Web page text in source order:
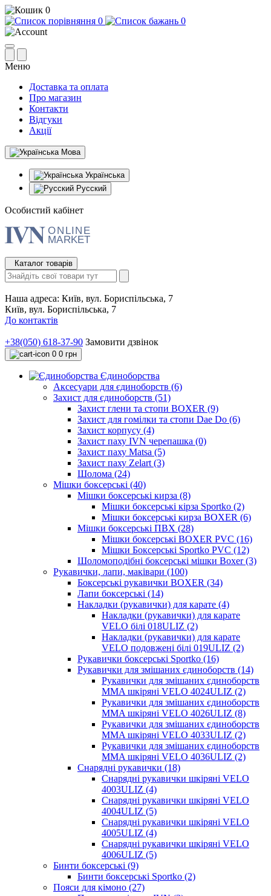
0
0
0
Меню
Доставка та оплата
Про магазин
Контакти
Відгуки
Акції
Мова
Українська
Русский
Особистий кабінет
Каталог товарів
Наша адреса: Київ, вул. Бориспільська, 7
Київ, вул. Бориспільська, 7
До контактів
+38(050) 618-37-90 Замовити дзвінок
0 0 грн
Єдиноборства
Аксесуари для єдиноборств (6)
Захист для єдиноборств (51)
Захист глени та стопи BOXER (9)
Захист для гомілки та стопи Dae Do (6)
Захист корпусу (4)
Захист паху IVN черепашка (0)
Захист паху Matsa (5)
Захист паху Zelart (3)
Шолома (24)
Мішки боксерські (40)
Мішки боксерські кирза (8)
Мішки боксерські кірза Sportko (2)
Мішки боксерські кирза BOXER (6)
Мішки боксерські ПВХ (28)
Мішки боксерські BOXER PVC (16)
Мішки Боксерські Sportko PVC (12)
Шоломоподібні боксерські мішки Boxer (3)
Рукавички, лапи, маківари (100)
Боксерські рукавички BOXER (34)
Лапи боксерські (14)
Накладки (рукавички) для карате (4)
Накладки (рукавички) для карате
VELO білі 018ULIZ (2)
Накладки (рукавички) для карате
VELO подовжені білі 019ULIZ (2)
Рукавички боксерські Sportko (16)
Рукавички для змішаних єдиноборств (14)
Рукавички для змішаних єдиноборств
MMA шкіряні VELO 4024ULIZ (2)
Рукавички для змішаних єдиноборств
MMA шкіряні VELO 4026ULIZ (8)
Рукавички для змішаних єдиноборств
MMA шкіряні VELO 4033ULIZ (2)
Рукавички для змішаних єдиноборств
MMA шкіряні VELO 4036ULIZ (2)
Снарядні рукавички (18)
Снарядні рукавички шкіряні VELO
4003ULIZ (4)
Снарядні рукавички шкіряні VELO
4004ULIZ (5)
Снарядні рукавички шкіряні VELO
4005ULIZ (4)
Снарядні рукавички шкіряні VELO
4006ULIZ (5)
Бинти боксерські (9)
Бинти боксерські Sportko (2)
Пояси для кімоно (27)